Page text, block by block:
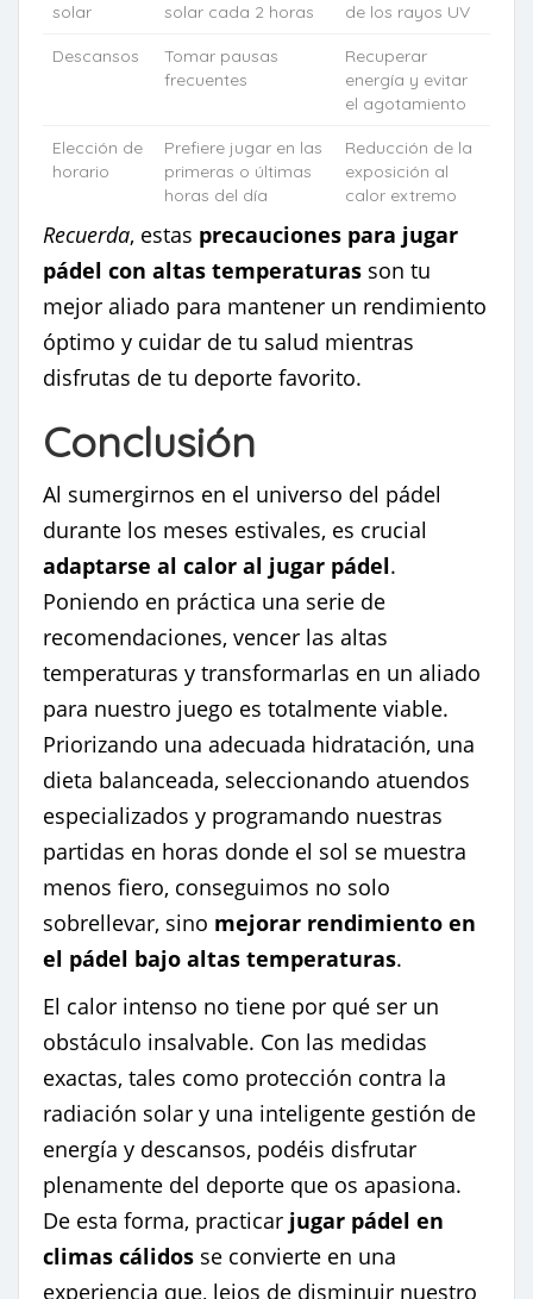
solar
solar cada 2 horas
de los rayos UV
Descansos
Tomar pausas
frecuentes
Recuperar
energía y evitar
el agotamiento
Elección de
horario
Prefiere jugar en las
primeras o últimas
horas del día
Reducción de la
exposición al
calor extremo
Recuerda, estas precauciones para jugar
pádel con altas temperaturas son tu
mejor aliado para mantener un rendimiento
óptimo y cuidar de tu salud mientras
disfrutas de tu deporte favorito.
Conclusión
Al sumergirnos en el universo del pádel
durante los meses estivales, es crucial
adaptarse al calor al jugar pádel.
Poniendo en práctica una serie de
recomendaciones, vencer las altas
temperaturas y transformarlas en un aliado
para nuestro juego es totalmente viable.
Priorizando una adecuada hidratación, una
dieta balanceada, seleccionando atuendos
especializados y programando nuestras
partidas en horas donde el sol se muestra
menos fiero, conseguimos no solo
sobrellevar, sino mejorar rendimiento en
el pádel bajo altas temperaturas.
El calor intenso no tiene por qué ser un
obstáculo insalvable. Con las medidas
exactas, tales como protección contra la
radiación solar y una inteligente gestión de
energía y descansos, podéis disfrutar
plenamente del deporte que os apasiona.
De esta forma, practicar jugar pádel en
climas cálidos se convierte en una
experiencia que, lejos de disminuir nuestro